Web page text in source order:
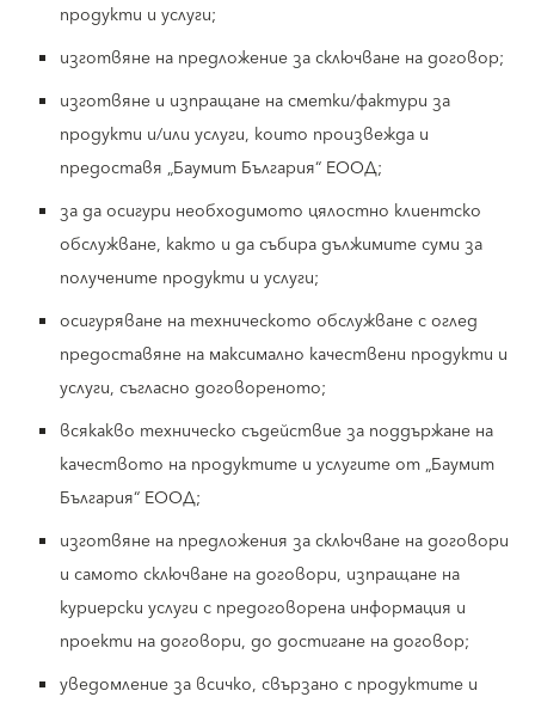
продукти и услуги;
изготвянe на предложение за сключване на договор;
изготвяне и изпращане на сметки/фактури за
продукти и/или услуги, които произвежда и
предоставя „Баумит България“ ЕООД;
за да осигури необходимото цялостно клиентско
обслужване, както и да събира дължимите суми за
получените продукти и услуги;
осигуряване на техническото обслужване с оглед
предоставяне на максимално качествени продукти и
услуги, съгласно договореното;
всякакво техническо съдействие за поддържане на
качеството на продуктите и услугите от „Баумит
България“ ЕООД;
изготвяне на предложения за сключване на договори
и самото сключване на договори, изпращане на
куриерски услуги с предоговорена информация и
проекти на договори, до достигане на договор;
уведомление за всичко, свързано с продуктите и